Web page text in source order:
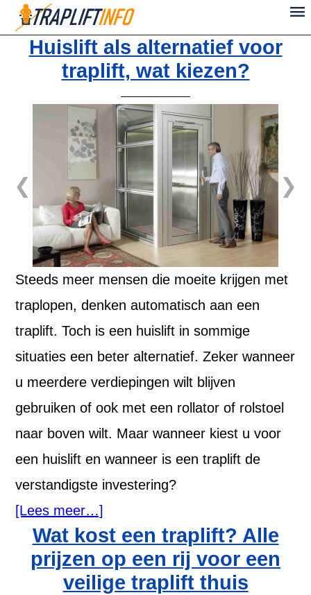
Huislift als alternatief voor
traplift, wat kiezen?
Steeds meer mensen die moeite krijgen met
traplopen, denken automatisch aan een
traplift. Toch is een huislift in sommige
situaties een beter alternatief. Zeker wanneer
u meerdere verdiepingen wilt blijven
gebruiken of ook met een rollator of rolstoel
naar boven wilt. Maar wanneer kiest u voor
een huislift en wanneer is een traplift de
verstandigste investering?
[Lees meer…]
Wat kost een traplift? Alle
prijzen op een rij voor een
veilige traplift thuis